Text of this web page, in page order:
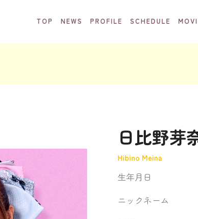
TOP NEWS PROFILE SCHEDULE
日比野芽
Hibino Meina
生年月日
ニックネーム